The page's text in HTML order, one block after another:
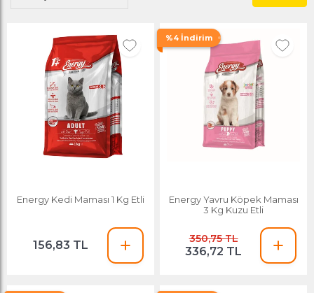
Energy Kedi Maması 1 Kg Etli
156,83 TL
%4 İndirim
Energy Yavru Köpek Maması
3 Kg Kuzu Etli
350,75 TL
336,72 TL